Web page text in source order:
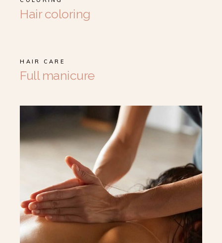
Hair coloring
HAIR CARE
Full manicure